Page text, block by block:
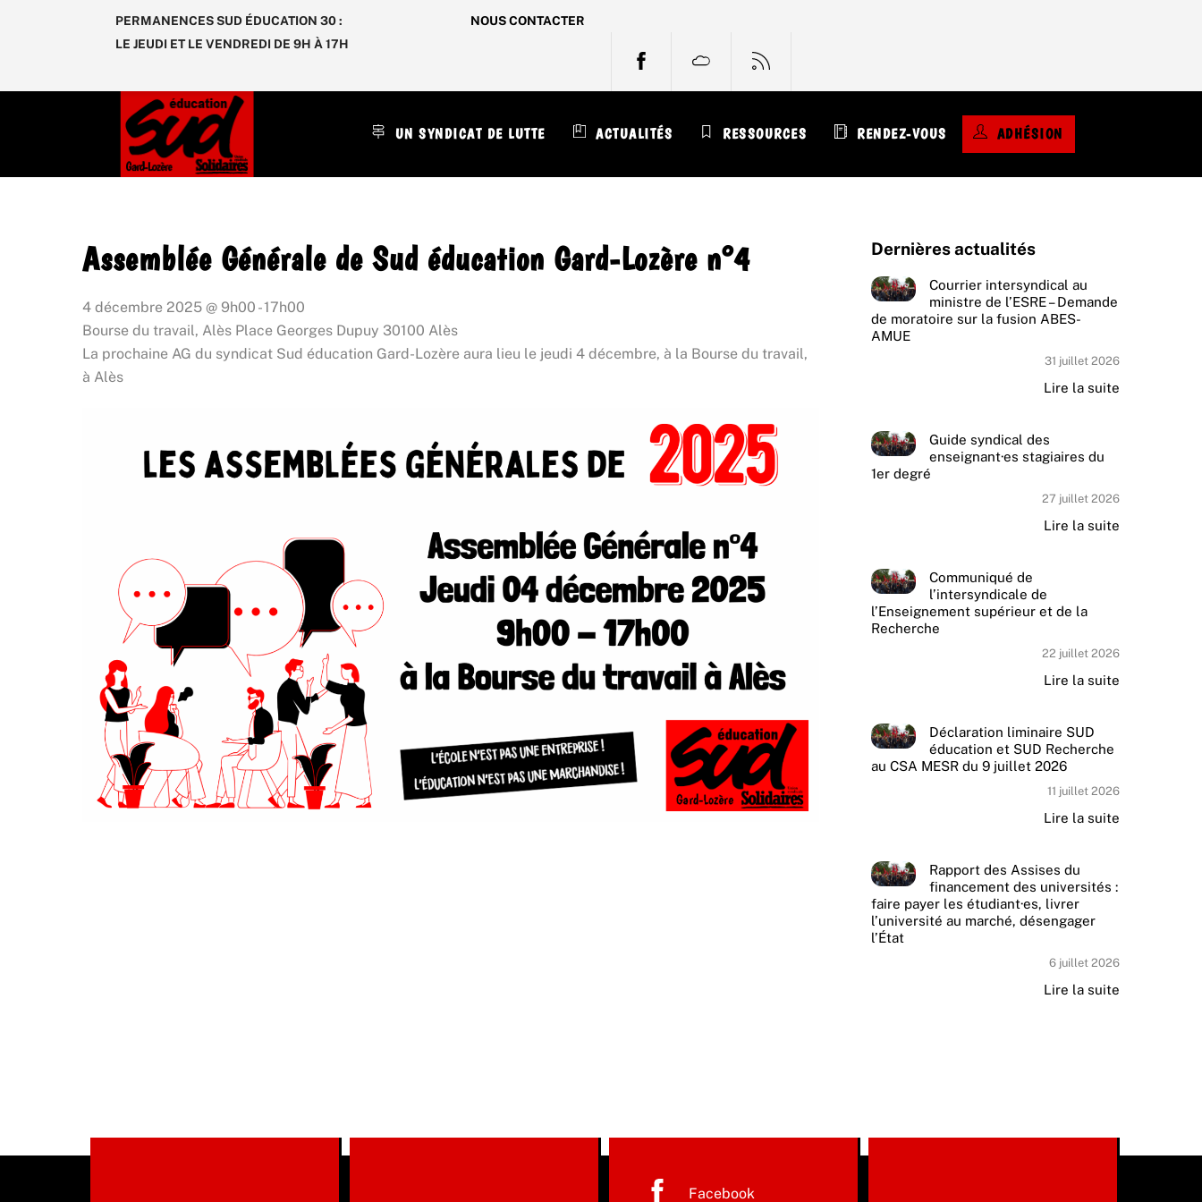
PERMANENCES SUD ÉDUCATION 30 :
LE JEUDI ET LE VENDREDI DE 9H À 17H
NOUS CONTACTER
UN SYNDICAT DE LUTTE ACTUALITÉS RESSOURCES RENDEZ-VOUS ADHÉSION
Assemblée Générale de Sud éducation Gard-Lozère n°4
4 décembre 2025 @ 9h00 -17h00
Bourse du travail, Alès Place Georges Dupuy 30100 Alès
La prochaine AG du syndicat Sud éducation Gard-Lozère aura lieu le jeudi 4 décembre, à la Bourse du travail,
à Alès
Dernières actualités
Courrier intersyndical au
ministre de l’ESRE – Demande
de moratoire sur la fusion ABES-
AMUE
31 juillet 2026
Lire la suite
Guide syndical des
enseignant·es stagiaires du
1er degré
27 juillet 2026
Lire la suite
Communiqué de
l’intersyndicale de
l’Enseignement supérieur et de la
Recherche
22 juillet 2026
Lire la suite
Déclaration liminaire SUD
éducation et SUD Recherche
au CSA MESR du 9 juillet 2026
11 juillet 2026
Lire la suite
Rapport des Assises du
financement des universités :
faire payer les étudiant·es, livrer
l’université au marché, désengager
l’État
6 juillet 2026
Lire la suite
Facebook